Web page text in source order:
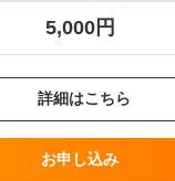
5,000円
詳細はこちら
お申し込み